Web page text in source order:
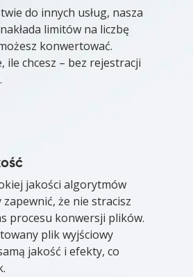
do innych usług, nasza
limitów na liczbę
konwertować.
ile chcesz – bez rejestracji
jakości algorytmów
że nie stracisz
procesu konwersji plików.
plik wyjściowy
jakość i efekty, co